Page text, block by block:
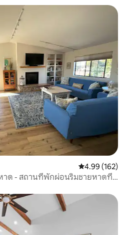
คะแนนเฉลี่ย
4.99 (162)
าด - สถานที่พักผ่อนริมชายหาดที่